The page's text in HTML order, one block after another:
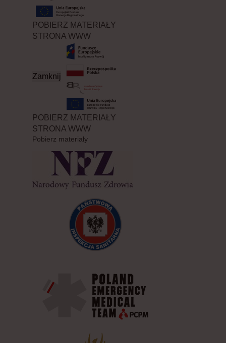
POBIERZ MATERIAŁY
STRONA WWW
Zamknij
POBIERZ MATERIAŁY
STRONA WWW
Pobierz materiały